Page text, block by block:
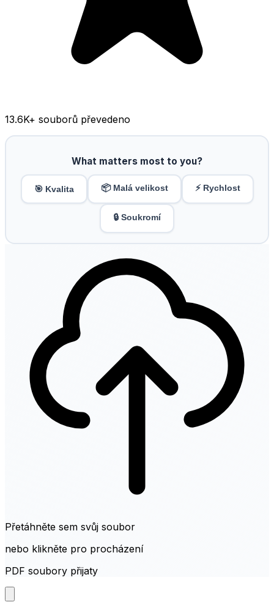
13.6K+ souborů převedeno
What matters most to you?
🎯 Kvalita 📦 Malá velikost ⚡ Rychlost
🔒 Soukromí
Přetáhněte sem svůj soubor
nebo klikněte pro procházení
PDF soubory přijaty